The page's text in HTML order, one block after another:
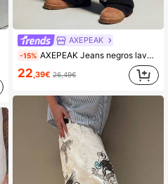
AXEPEAK
-15% AXEPEAK Jeans negros lavados para hombres con adornos de diamante de imitación, de moda
22,39€ 26,49€